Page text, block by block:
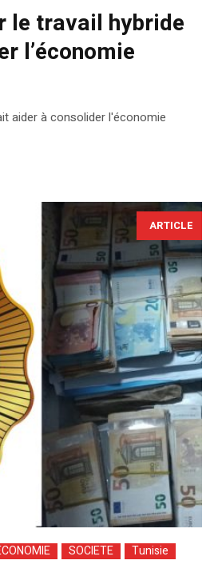
le travail hybride
l’économie
aider à consolider l'économie
ARTICLE
SOCIETE Tunisie